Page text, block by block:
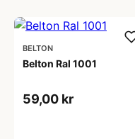
BELTON
Belton Ral 1001
59,00 kr